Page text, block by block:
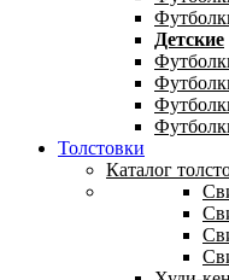
Детские
Толстовки
Каталог